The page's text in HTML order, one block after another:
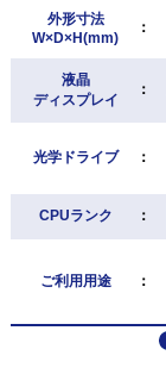
外形寸法
W×D×H(mm)
：
液晶
ディスプレイ
：
光学ドライブ ：
CPUランク ：
ご利用用途 ：